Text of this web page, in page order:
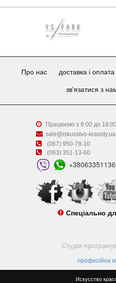
Про нас доставка і оплата
зв'язатися з
Працюємо з 9:00 до
sale@iskusstvo-krasoty.ua
(067) 950-78-10
(063) 351-13-60
Спеціально
Студія
професійна
Искусство